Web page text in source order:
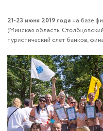
21-23 июня 2019 года на базе
(Минская область,
туристический слет банков,